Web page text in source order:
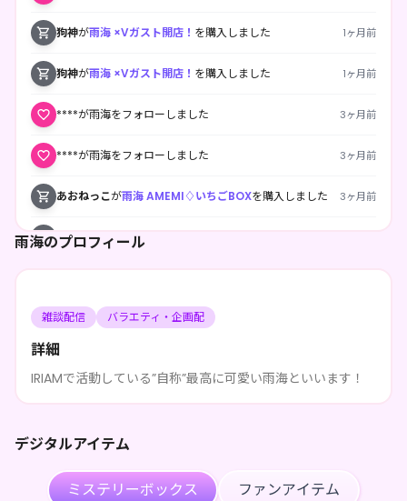
雨海のプロフィール
雑談配信 バラエティ・企画配
詳細
IRIAMで活動している”自称”最高に可愛い雨海といいます！
デジタルアイテム
ミステリーボックス ファンアイテム
狗神が雨海 ×Vガスト開店！ を購入しました 1ヶ月前
狗神が雨海 ×Vガスト開店！ を購入しました 1ヶ月前
****が雨海をフォローしました 3ヶ月前
****が雨海をフォローしました 3ヶ月前
あおねっこが雨海 AMEMI♢いちごBOXを購入しました 3ヶ月前
緑青 萌葱 が 雨海 AMEMI♢いちごBOX